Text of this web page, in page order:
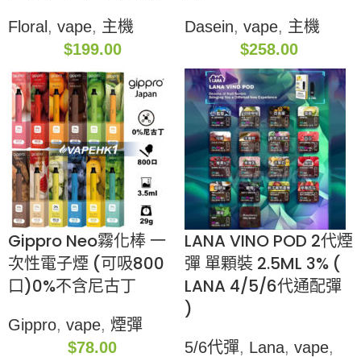
Floral , vape, 主機
$199.00
Dasein, vape, 主機
$258.00
Gippro Neo霧化棒 一
次性電子煙 (可吸800
口)0%不含尼古丁
Gippro, vape, 煙彈
$78.00
LANA VINO POD 2代煙
彈 單顆裝 2.5ML 3% (
LANA 4/5/6代通配彈
)
5/6代彈, Lana, vape,